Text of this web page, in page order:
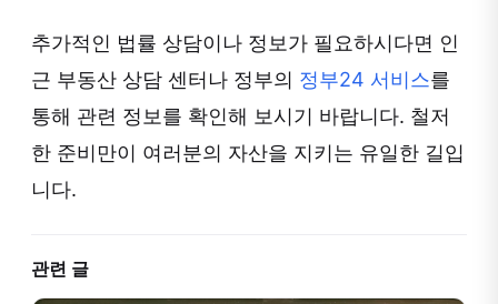
추가적인 법률 상담이나 정보가 필요하시다면 인
근 부동산 상담 센터나 정부의 정부24 서비스를
통해 관련 정보를 확인해 보시기 바랍니다. 철저
한 준비만이 여러분의 자산을 지키는 유일한 길입
니다.
관련 글